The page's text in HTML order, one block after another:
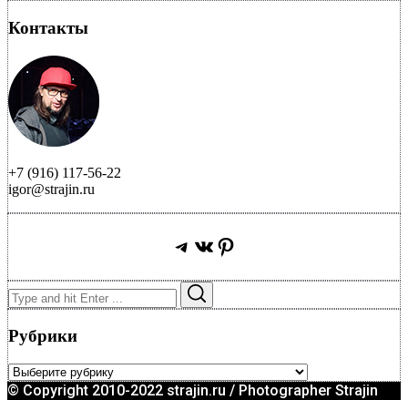
Контакты
+7 (916) 117-56-22
igor@strajin.ru
Telegram
ВКонтакте
Pinterest
Search
for:
Рубрики
Рубрики
© Copyright 2010-2022 strajin.ru / Photographer Strajin